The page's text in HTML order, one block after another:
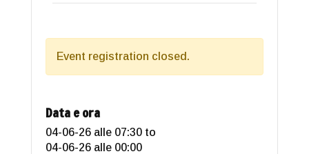
Event registration closed.
Data e ora
04-06-26 alle 07:30 to
04-06-26 alle 00:00